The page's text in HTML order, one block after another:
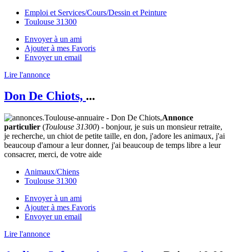
Emploi et Services/Cours/Dessin et Peinture
Toulouse 31300
Envoyer à un ami
Ajouter à mes Favoris
Envoyer un email
Lire l'annonce
Don De Chiots, ...
Annonce
particulier (Toulouse 31300) - bonjour, je suis un monsieur retraite,
je recherche, un chiot de petite taille, en don, j'adore les animaux, j'ai
beaucoup d'amour a leur donner, j'ai beaucoup de temps libre a leur
consacrer, merci, de votre aide
Animaux/Chiens
Toulouse 31300
Envoyer à un ami
Ajouter à mes Favoris
Envoyer un email
Lire l'annonce